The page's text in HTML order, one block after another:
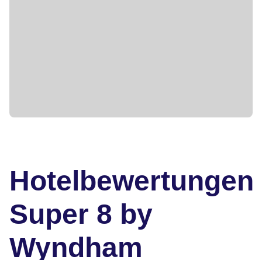
Hotelbewertungen
Super 8 by
Wyndham